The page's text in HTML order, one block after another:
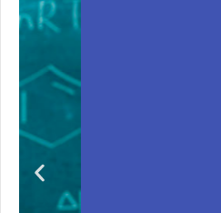
Notición!! Ya se